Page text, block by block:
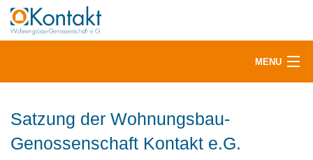
MENU
Mitglieder & Mieter
Satzung der Wohnungsbau-
Genossenschaft Kontakt e.G.